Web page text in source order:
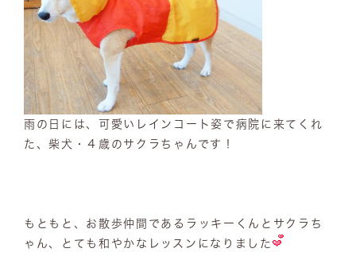
雨の日には、可愛いレインコート姿で病院に来てくれ
た、柴犬・４歳のサクラちゃんです！
もともと、お散歩仲間であるラッキーくんとサクラち
ゃん、とても和やかなレッスンになりました